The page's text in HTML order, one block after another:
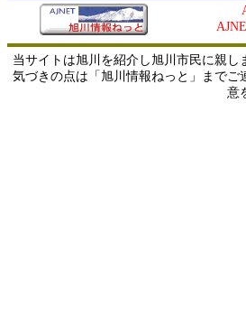
当サイトは旭川を紹介し旭川市民に親
気づきの点は「旭川情報ねっと」まで
意